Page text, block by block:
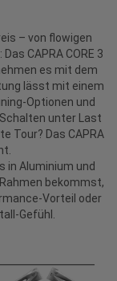
– von flowigen
CAPRA CORE 3
es mit dem
lässt mit einem
Optionen und
unter Last
Tour? Das CAPRA
in Aluminium und
bekommst,
Vorteil oder
Gefühl.